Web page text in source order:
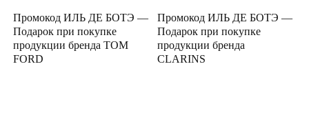
Промокод ИЛЬ ДЕ БОТЭ —
Подарок при покупке
продукции бренда TOM
FORD
Промокод ИЛЬ ДЕ БОТЭ —
Подарок при покупке
продукции бренда
CLARINS